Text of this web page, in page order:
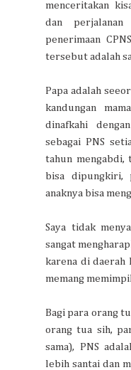
menceritakan
dan
penerimaan
tersebut adalah
Papa adalah
kandungan
dinafkahi
sebagai PNS
tahun mengabdi,
bisa dipungkiri,
anaknya bisa
Saya tidak
sangat
karena di daerah
memang
Bagi para orang
orang tua sih,
sama), PNS
lebih santai dan